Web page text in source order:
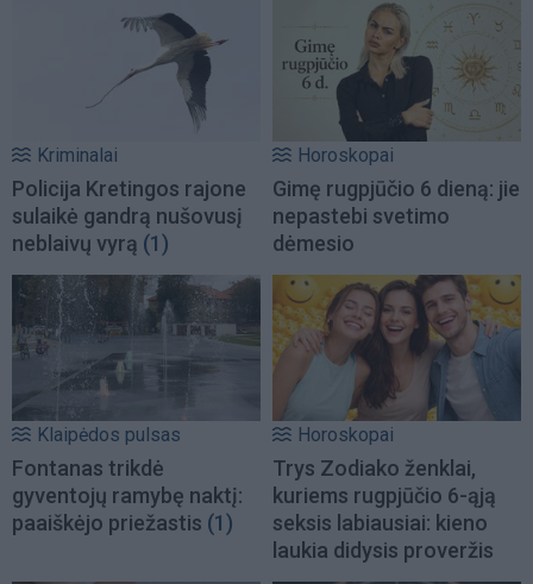
Kriminalai
Policija Kretingos rajone
sulaikė gandrą nušovusį
neblaivų vyrą (1)
Horoskopai
Gimę rugpjūčio 6 dieną: jie
nepastebi svetimo
dėmesio
Klaipėdos pulsas
Fontanas trikdė
gyventojų ramybę naktį:
paaiškėjo priežastis (1)
Horoskopai
Trys Zodiako ženklai,
kuriems rugpjūčio 6-ąją
seksis labiausiai: kieno
laukia didysis proveržis